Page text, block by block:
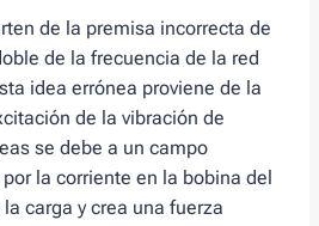
de la premisa incorrecta de
de la frecuencia de la red
idea errónea proviene de la
de la vibración de
se debe a un campo
la corriente en la bobina del
carga y crea una fuerza